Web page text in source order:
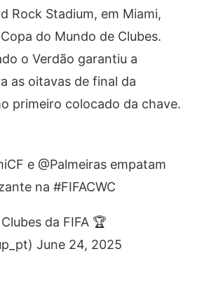
Rock Stadium, em Miami,
do Mundo de Clubes.
o Verdão garantiu a
as oitavas de final da
primeiro colocado da chave.
e @Palmeiras empatam
na #FIFACWC
da FIFA 🏆
June 24, 2025